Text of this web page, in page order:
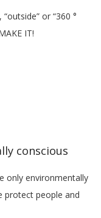
or “360 °
IT!
conscious
only environmentally
protect people and